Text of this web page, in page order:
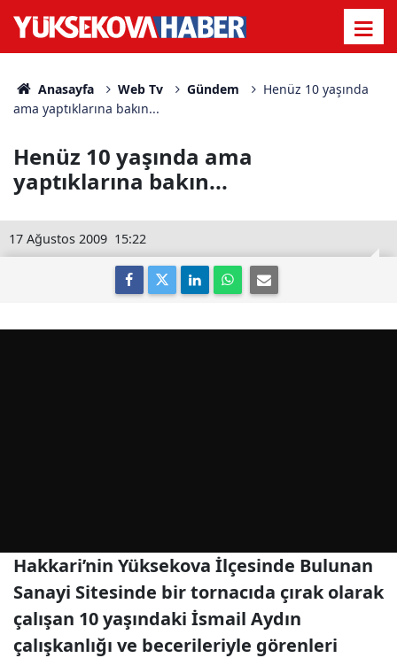
Anasayfa Web Tv Gündem
Henüz 10 yaşında
ama yaptıklarına bakın...
Henüz 10 yaşında ama
yaptıklarına bakın...
15:22
17 Ağustos 2009
Hakkari’nin Yüksekova İlçesinde Bulunan
Sanayi Sitesinde bir tornacıda çırak olarak
çalışan 10 yaşındaki İsmail Aydın
çalışkanlığı ve becerileriyle görenleri